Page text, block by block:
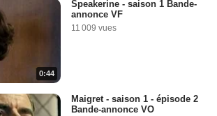
0:44
Speakerine - saison 1 Bande-
annonce VF
11 009 vues
Maigret - saison 1 - épisode 2
Bande-annonce VO